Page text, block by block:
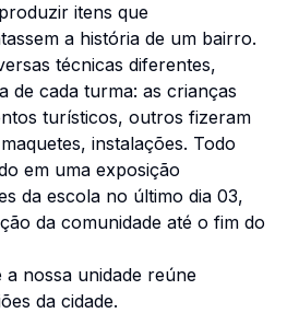
itens que
a história de um bairro.
técnicas diferentes,
de cada turma: as crianças
turísticos, outros fizeram
instalações. Todo
em uma exposição
da escola no último dia 03,
da comunidade até o fim do
a nossa unidade reúne
da cidade.